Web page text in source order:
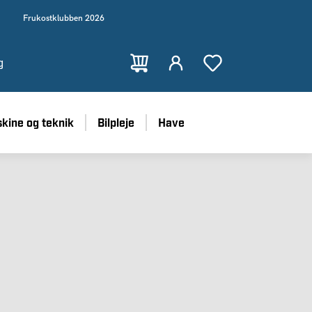
Frukostklubben 2026
og teknik Bilpleje Have